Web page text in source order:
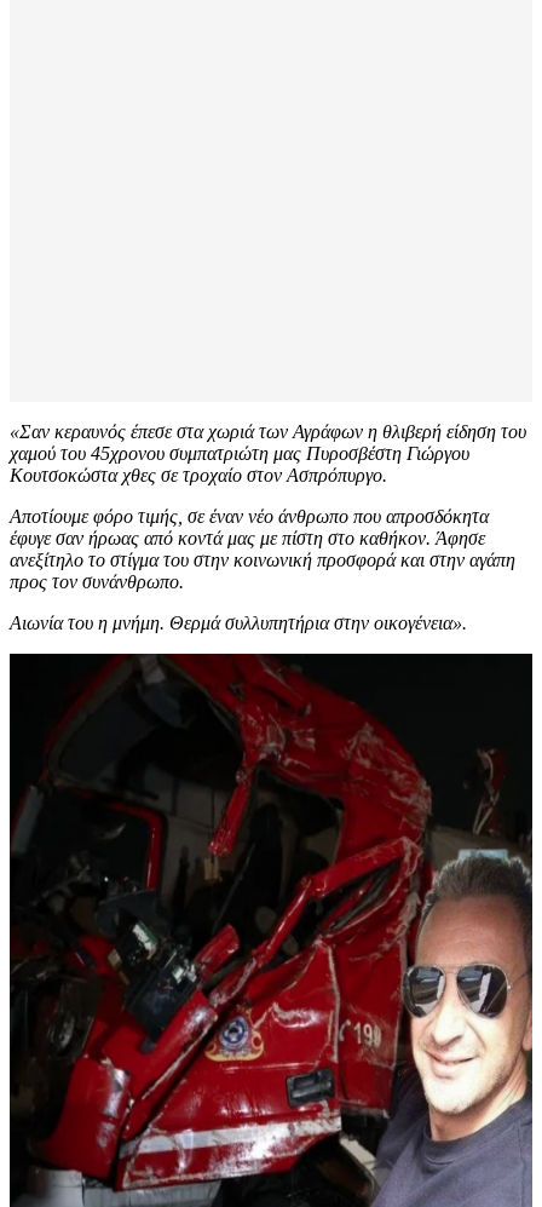
«Σαν κεραυνός έπεσε στα χωριά των Αγράφων η θλιβερή είδηση του
χαμού του 45χρονου συμπατριώτη μας Πυροσβέστη Γιώργου
Κουτσοκώστα χθες σε τροχαίο στον Ασπρόπυργο.
Αποτίουμε φόρο τιμής, σε έναν νέο άνθρωπο που απροσδόκητα
έφυγε σαν ήρωας από κοντά μας με πίστη στο καθήκον. Άφησε
ανεξίτηλο το στίγμα του στην κοινωνική προσφορά και στην αγάπη
προς τον συνάνθρωπο.
Αιωνία του η μνήμη. Θερμά συλλυπητήρια στην οικογένεια».